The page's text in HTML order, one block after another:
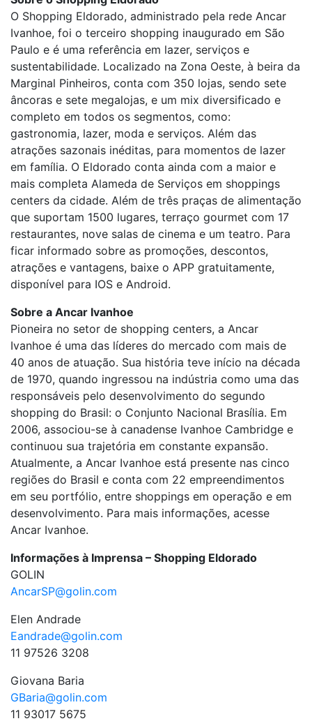
O Shopping Eldorado, administrado pela rede Ancar
Ivanhoe, foi o terceiro shopping inaugurado em São
Paulo e é uma referência em lazer, serviços e
sustentabilidade. Localizado na Zona Oeste, à beira da
Marginal Pinheiros, conta com 350 lojas, sendo sete
âncoras e sete megalojas, e um mix diversificado e
completo em todos os segmentos, como:
gastronomia, lazer, moda e serviços. Além das
atrações sazonais inéditas, para momentos de lazer
em família. O Eldorado conta ainda com a maior e
mais completa Alameda de Serviços em shoppings
centers da cidade. Além de três praças de alimentação
que suportam 1500 lugares, terraço gourmet com 17
restaurantes, nove salas de cinema e um teatro. Para
ficar informado sobre as promoções, descontos,
atrações e vantagens, baixe o APP gratuitamente,
disponível para IOS e Android.
Sobre a Ancar Ivanhoe
Pioneira no setor de shopping centers, a Ancar
Ivanhoe é uma das líderes do mercado com mais de
40 anos de atuação. Sua história teve início na década
de 1970, quando ingressou na indústria como uma das
responsáveis pelo desenvolvimento do segundo
shopping do Brasil: o Conjunto Nacional Brasília. Em
2006, associou-se à canadense Ivanhoe Cambridge e
continuou sua trajetória em constante expansão.
Atualmente, a Ancar Ivanhoe está presente nas cinco
regiões do Brasil e conta com 22 empreendimentos
em seu portfólio, entre shoppings em operação e em
desenvolvimento. Para mais informações, acesse
Ancar Ivanhoe.
Informações à Imprensa – Shopping Eldorado
GOLIN
AncarSP@golin.com
Elen Andrade
Eandrade@golin.com
11 97526 3208
Giovana Baria
GBaria@golin.com
11 93017 5675